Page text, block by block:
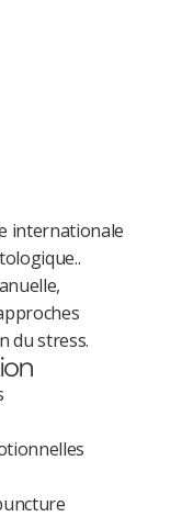
internationale
du stress.